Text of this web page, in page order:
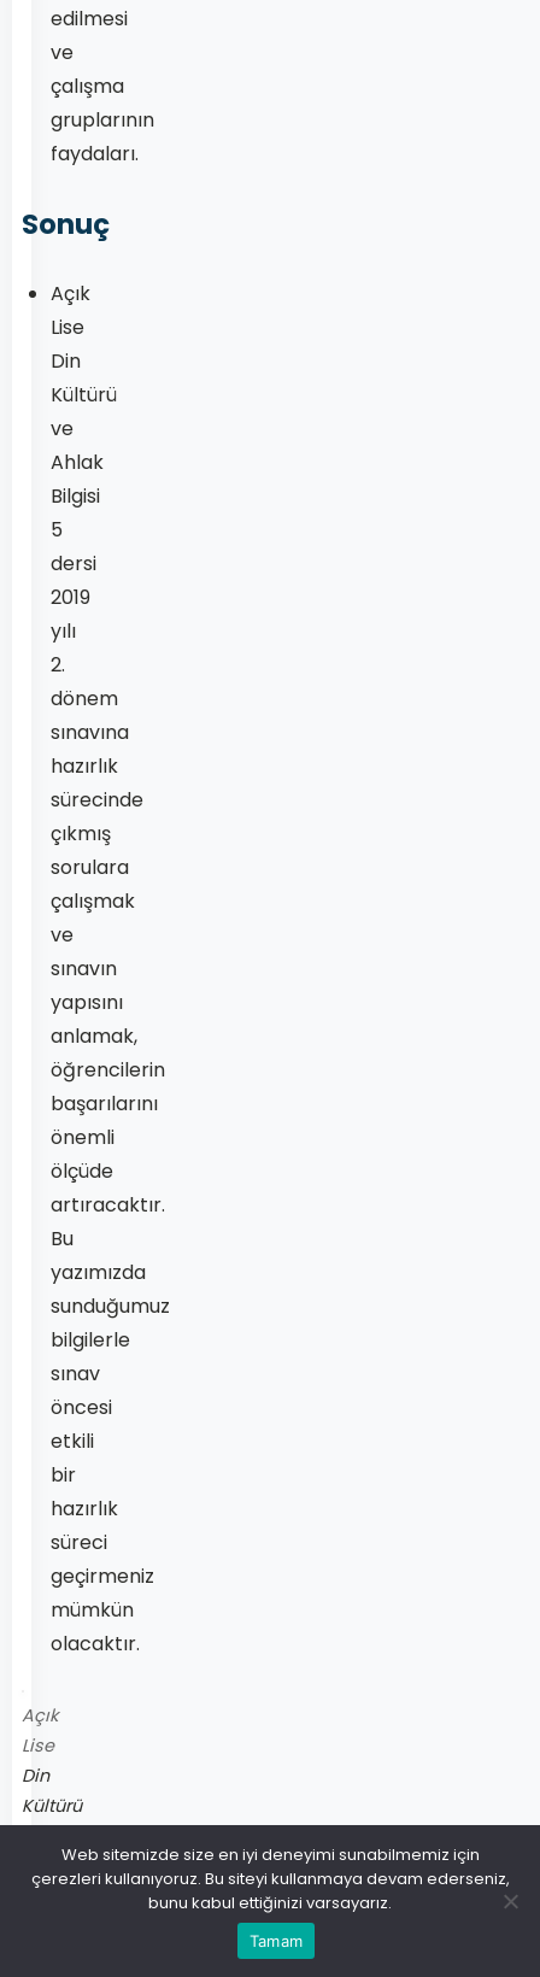
edilmesi
ve
çalışma
gruplarının
faydaları.
Sonuç
Açık
Lise
Din
Kültürü
ve
Ahlak
Bilgisi
5
dersi
2019
yılı
2.
dönem
sınavına
hazırlık
sürecinde
çıkmış
sorulara
çalışmak
ve
sınavın
yapısını
anlamak,
öğrencilerin
başarılarını
önemli
ölçüde
artıracaktır.
Bu
yazımızda
sunduğumuz
bilgilerle
sınav
öncesi
etkili
bir
hazırlık
süreci
geçirmeniz
mümkün
olacaktır.
Açık
Lise
Din
Kültürü
AhlakWeb sitemizde size en iyi deneyimi sunabilmemiz için
çerezleri kullanıyoruz. Bu siteyi kullanmaya devam ederseniz,
bunu kabul ettiğinizi varsayarız.
Tamam